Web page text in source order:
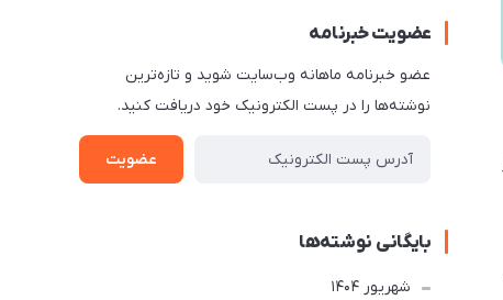
عضویت خبرنامه
عضو خبرنامه ماهانه وب‌سایت شوید و تازه‌ترین
نوشته‌ها را در پست الکترونیک خود دریافت کنید.
عضویت
بایگانی نوشته‌ها
شهریور 1404